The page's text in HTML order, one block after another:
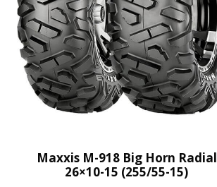
q
u
a
n
t
Maxxis M-918 Big Horn Radial
26×10-15 (255/55-15)